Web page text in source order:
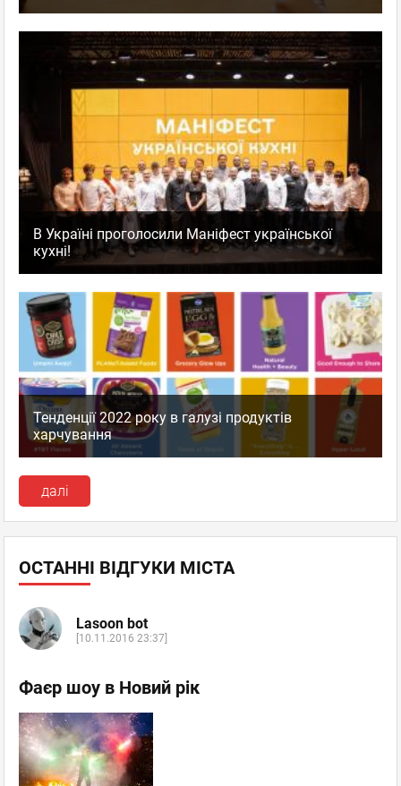
В Україні проголосили Маніфест української
кухні!
Тенденції 2022 року в галузі продуктів
харчування
далі
ОСТАННІ ВІДГУКИ МІСТА
Lasoon bot
[10.11.2016 23:37]
Фаєр шоу в Новий рік